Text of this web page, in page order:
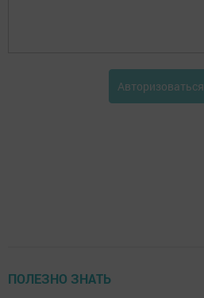
Авторизоваться
ПОЛЕЗНО ЗНАТЬ